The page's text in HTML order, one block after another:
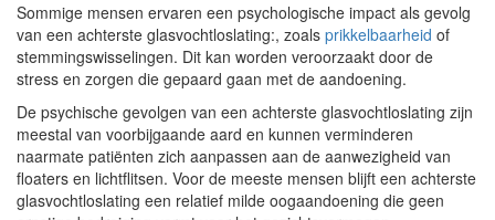
Sommige mensen ervaren een psychologische impact als gevolg
van een achterste glasvochtloslating:, zoals prikkelbaarheid of
stemmingswisselingen. Dit kan worden veroorzaakt door de
stress en zorgen die gepaard gaan met de aandoening.
De psychische gevolgen van een achterste glasvochtloslating zijn
meestal van voorbijgaande aard en kunnen verminderen
naarmate patiënten zich aanpassen aan de aanwezigheid van
floaters en lichtflitsen. Voor de meeste mensen blijft een achterste
glasvochtloslating een relatief milde oogaandoening die geen